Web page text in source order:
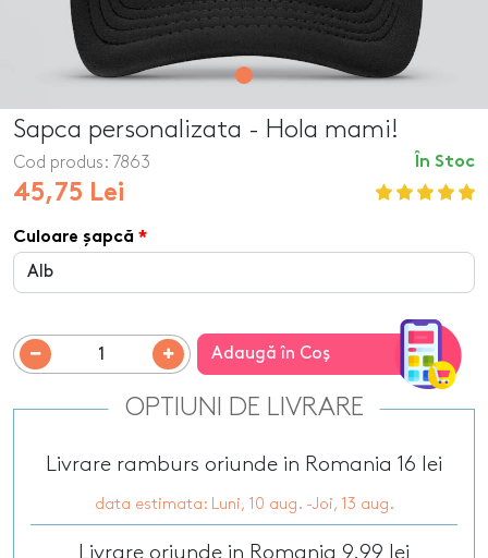
Sapca personalizata - Hola mami!
În Stoc
Cod produs: 7863
45,75 Lei
Culoare șapcă
Adaugă în Coş
OPTIUNI DE LIVRARE
Livrare ramburs oriunde in Romania 16 lei
data estimata: Luni, 10 aug. -Joi, 13 aug.
Livrare oriunde in Romania 9.99 lei